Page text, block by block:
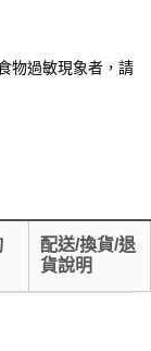
物過敏現象者，請
配送/換貨/退
貨說明